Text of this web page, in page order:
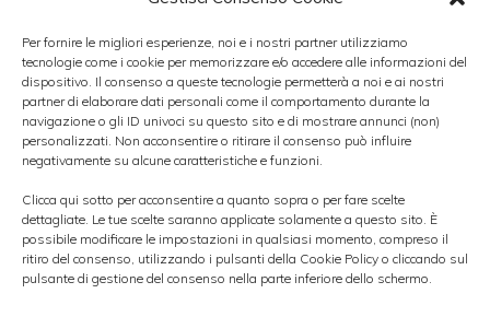
Per fornire le migliori esperienze, noi e i nostri partner utilizziamo
tecnologie come i cookie per memorizzare e/o accedere alle informazioni del
dispositivo. Il consenso a queste tecnologie permetterà a noi e ai nostri
partner di elaborare dati personali come il comportamento durante la
navigazione o gli ID univoci su questo sito e di mostrare annunci (non)
personalizzati. Non acconsentire o ritirare il consenso può influire
negativamente su alcune caratteristiche e funzioni.
Clicca qui sotto per acconsentire a quanto sopra o per fare scelte
dettagliate. Le tue scelte saranno applicate solamente a questo sito. È
possibile modificare le impostazioni in qualsiasi momento, compreso il
ritiro del consenso, utilizzando i pulsanti della Cookie Policy o cliccando sul
pulsante di gestione del consenso nella parte inferiore dello schermo.
lavoratori abbiano sottolineato di essere
intenzionati a organizzarsi come hanno
fatto gli agricoltori con la loro protesta. Nella
speranza in questo modo di ottenere
risposte.
Cosa potrebbe